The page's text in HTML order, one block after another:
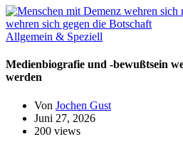
Allgemein & Speziell
Medienbiografie und -bewußtsein
werden
Von Jochen Gust
Juni 27, 2026
200 views